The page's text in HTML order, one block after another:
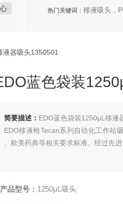
热门关键词： 移液吸头，
器吸头1350501
蓝色袋装
简要描述： EDO蓝色袋装1250μL移液
EDO移液枪Tecan系列自动化工作站
、欧美药典等相关要求标准。经过先
产品型号： 1250μL吸头